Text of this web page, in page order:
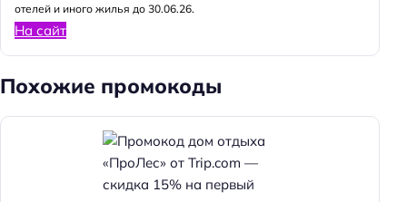
отелей и иного жилья до 30.06.26.
На сайт
Похожие промокоды